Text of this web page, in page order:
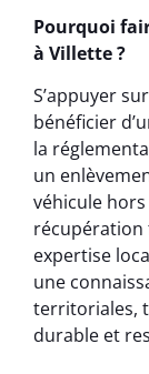
Pourquoi
à Villette ?
S’appuyer
bénéficier
la
un
véhicule
récupération
expertise
une
territoriales,
durable et